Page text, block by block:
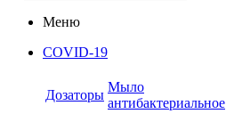
Меню
COVID-19
Дозаторы
Мыло
антибактериальное